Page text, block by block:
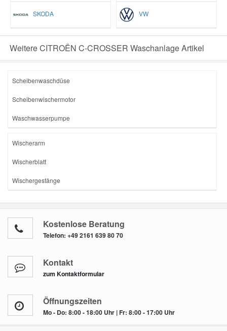
SKODA VW
Weitere CITROËN C-CROSSER Waschanlage Artikel
Scheibenwaschdüse
Scheibenwischermotor
Waschwasserpumpe
Wischerarm
Wischerblatt
Wischergestänge
Kostenlose Beratung
Telefon: +49 2161 639 80 70
Kontakt
zum Kontaktformular
Öffnungszeiten
Mo - Do: 8:00 - 18:00 Uhr | Fr: 8:00 - 17:00 Uhr